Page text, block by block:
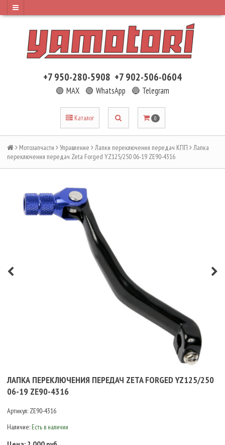
+7 950-280-5908 +7 902-506-0604
🟢 MAX 🟢 WhatsApp 🔵 Telegram
Каталог 0
Мотозапчасти Управление Лапки переключения передач КПП
Лапка
переключения передач Zeta Forged YZ125/250 06-19 ZE90-4316
ЛАПКА ПЕРЕКЛЮЧЕНИЯ ПЕРЕДАЧ ZETA FORGED YZ125/250
06-19 ZE90-4316
Артикул: ZE90-4316
Наличие: Есть в наличии